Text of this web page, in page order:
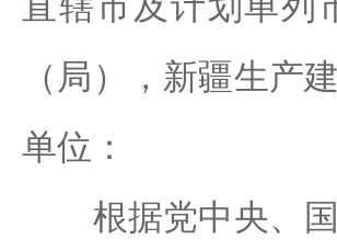
（局），新疆生产
单位：
根据党中央、国